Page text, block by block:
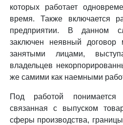
которых работает
время. Также включается
предприятии. В данном
заключен неявный договор
занятыми лицами,
владельцев
же самими как наемными
Под работой понимается
связанная с выпуском
сферы производства,